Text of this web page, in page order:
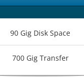
90 Gig Disk Space
700 Gig Transfer